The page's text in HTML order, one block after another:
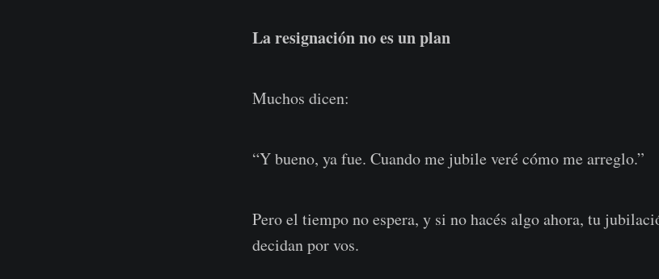
La resignación no es un plan
Muchos dicen:
“Y bueno, ya fue. Cuando me jubile veré cómo me arreglo.”
Pero el tiempo no espera, y si no hacés algo ahora, tu
decidan por vos.